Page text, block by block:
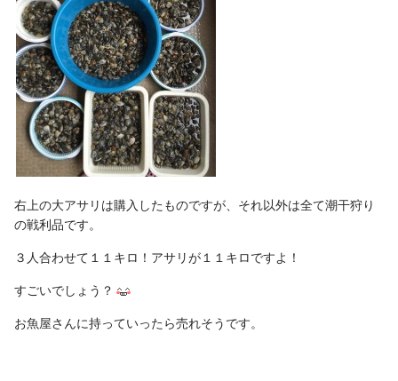
右上の大アサリは購入したものですが、それ以外は全て潮干狩り
の戦利品です。
３人合わせて１１キロ！アサリが１１キロですよ！
すごいでしょう？
お魚屋さんに持っていったら売れそうです。